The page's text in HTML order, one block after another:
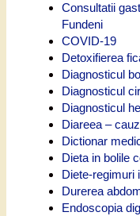
Consultatii
Fundeni
COVID-19
Detoxifierea
Diagnosticul
Diagnosticul
Diagnosticul
Diareea –
Dictionar
Dieta in bolile
Diete-regimuri
Durerea
Endoscopia